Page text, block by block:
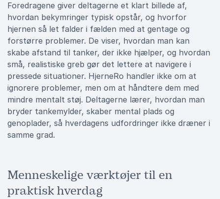
Foredragene giver deltagerne et klart billede af,
hvordan bekymringer typisk opstår, og hvorfor
hjernen så let falder i fælden med at gentage og
forstørre problemer. De viser, hvordan man kan
skabe afstand til tanker, der ikke hjælper, og hvordan
små, realistiske greb gør det lettere at navigere i
pressede situationer. HjerneRo handler ikke om at
ignorere problemer, men om at håndtere dem med
mindre mentalt støj. Deltagerne lærer, hvordan man
bryder tankemylder, skaber mental plads og
genoplader, så hverdagens udfordringer ikke dræner i
samme grad.
Menneskelige værktøjer til en
praktisk hverdag